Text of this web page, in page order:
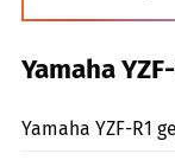
Yamaha
Yamaha YZF-R1